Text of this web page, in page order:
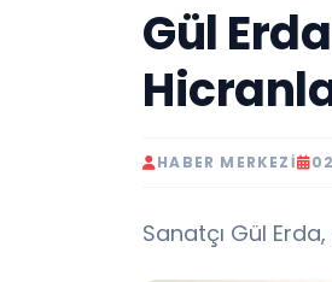
Gül
HABER MERKEZI
Sanatçı Gül